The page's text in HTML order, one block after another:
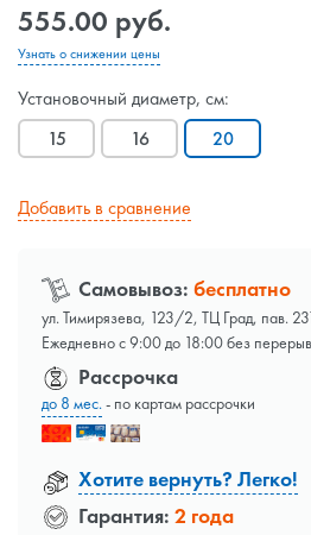
555.00 руб.
Узнать о снижении цены
Установочный диаметр, см:
15
16 20
Добавить в сравнение
Самовывоз: бесплатно
ул. Тимирязева, 123/2, ТЦ Град, пав.
Ежедневно с 9:00 до 18:00 без
Рассрочка
до 8 мес.- по картам рассрочки
Хотите вернуть? Легко!
Гарантия: 2 года